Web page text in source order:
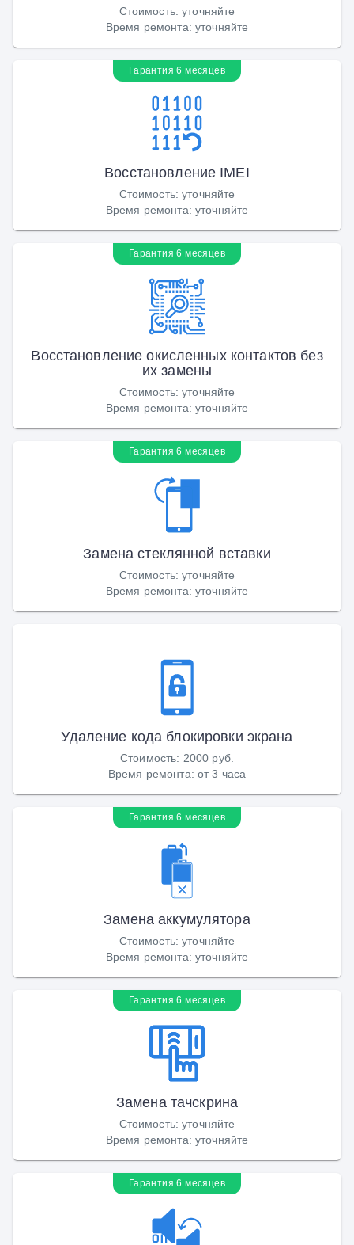
Стоимость:уточняйте
Время ремонта: уточняйте
Гарантия 6 месяцев
Восстановление IMEI
Стоимость:уточняйте
Время ремонта: уточняйте
Гарантия 6 месяцев
Восстановление окисленных контактов без
их замены
Стоимость:уточняйте
Время ремонта: уточняйте
Гарантия 6 месяцев
Замена стеклянной вставки
Стоимость:уточняйте
Время ремонта: уточняйте
Удаление кода блокировки экрана
Стоимость: 2000 руб.
Время ремонта: от 3 часа
Гарантия 6 месяцев
Замена аккумулятора
Стоимость:уточняйте
Время ремонта: уточняйте
Гарантия 6 месяцев
Замена тачскрина
Стоимость:уточняйте
Время ремонта: уточняйте
Гарантия 6 месяцев